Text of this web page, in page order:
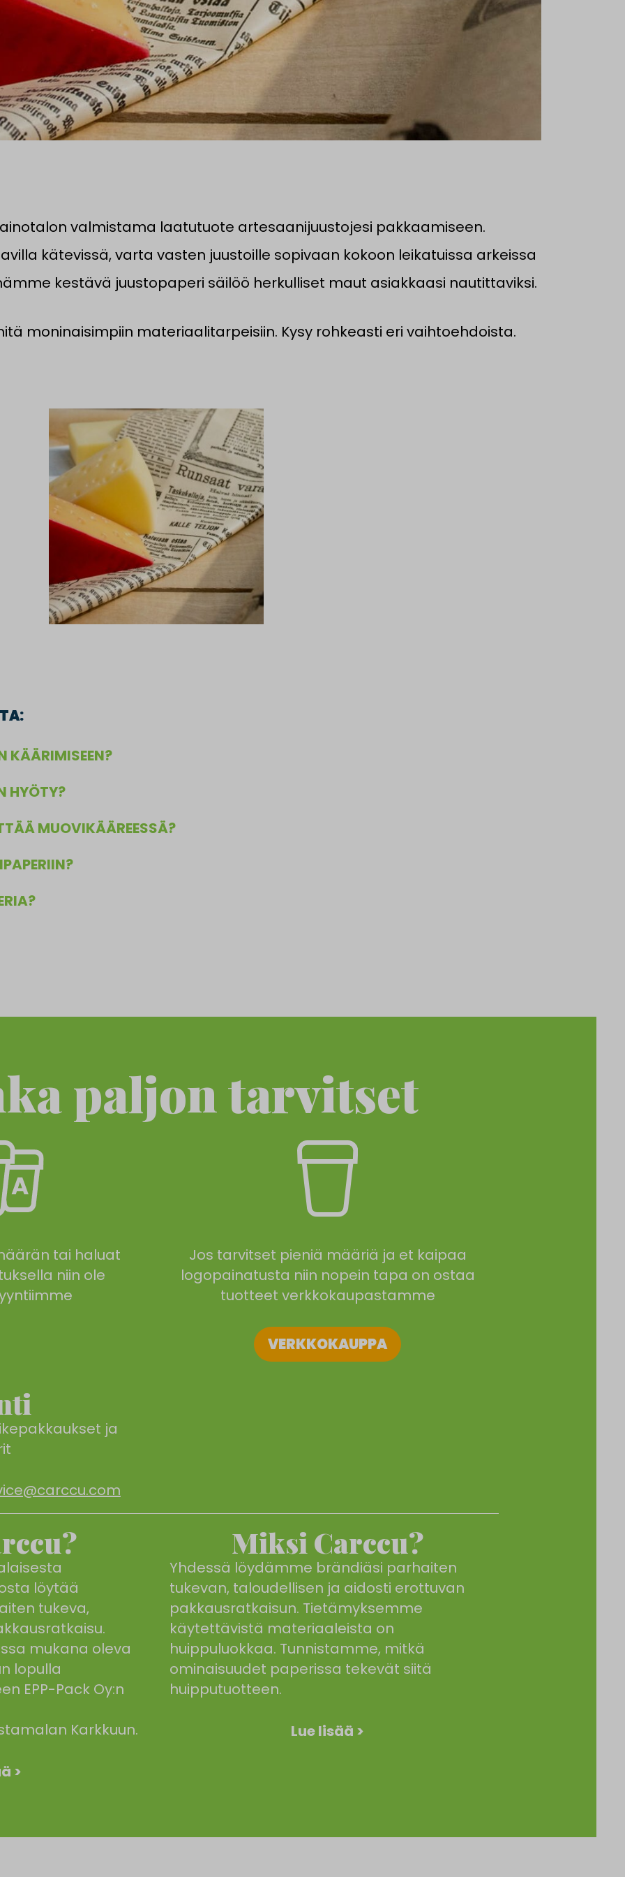
valmistama laatutuote artesaanijuustojesi pakkaamiseen.
kätevissä, varta vasten juustoille sopivaan kokoon leikatuissa arkeissa
kestävä juustopaperi säilöö herkulliset maut asiakkaasi nautittaviksi.
moninaisimpiin materiaalitarpeisiin. Kysy rohkeasti eri vaihtoehdoista.
KÄÄRIMISEEN?
HYÖTY?
MUOVIKÄÄREESSÄ?
paljon tarvitset
tai haluat
niin ole
Jos tarvitset pieniä määriä ja et kaipaa
logopainatusta niin nopein tapa on ostaa
tuotteet verkkokaupastamme
VERKKOKAUPPA
ja
löytää
tukeva,
mukana oleva
lopulla
EPP-Pack Oy:n
Karkkuun.
>
Miksi Carccu?
Yhdessä löydämme brändiäsi parhaiten
tukevan, taloudellisen ja aidosti erottuvan
pakkausratkaisun. Tietämyksemme
käytettävistä materiaaleista on
huippuluokkaa. Tunnistamme, mitkä
ominaisuudet paperissa tekevät siitä
huipputuotteen.
Lue lisää >